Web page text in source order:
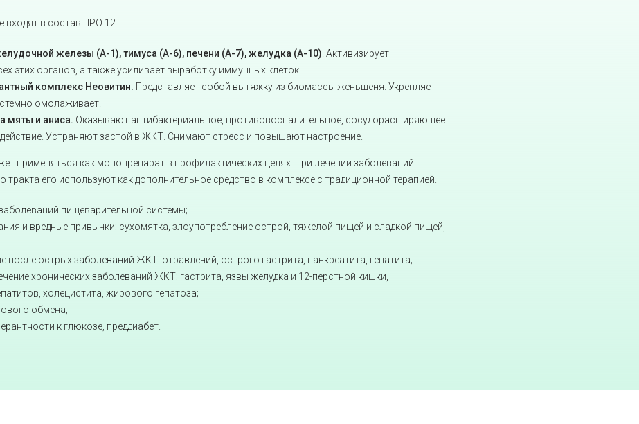
входят в состав ПРО 12:
железы (А-1), тимуса (А-6), печени (А-7), желудка (А-10) . Активизирует
этих органов, а также усиливает выработку иммунных клеток.
комплекс Неовитин. Представляет собой вытяжку из биомассы женьшеня. Укрепляет
омолаживает.
мяты и аниса. Оказывают антибактериальное, противовоспалительное, сосудорасширяющее
Устраняют застой в ЖКТ. Снимают стресс и повышают настроение.
применяться как монопрепарат в профилактических целях. При лечении заболеваний
тракта его используют как дополнительное средство в комплексе с традиционной терапией.
пищеварительной системы;
и вредные привычки: сухомятка, злоупотребление острой, тяжелой пищей и сладкой пищей,
после острых заболеваний ЖКТ: отравлений, острого гастрита, панкреатита, гепатита;
хронических заболеваний ЖКТ: гастрита, язвы желудка и 12-перстной кишки,
холецистита, жирового гепатоза;
обмена;
к глюкозе, преддиабет.